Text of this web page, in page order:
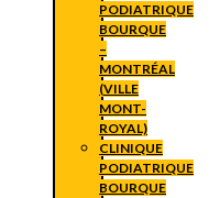
PODIATRIQUE
BOURQUE
–
MONTRÉAL
(VILLE
MONT-
ROYAL)
CLINIQUE
PODIATRIQUE
BOURQUE